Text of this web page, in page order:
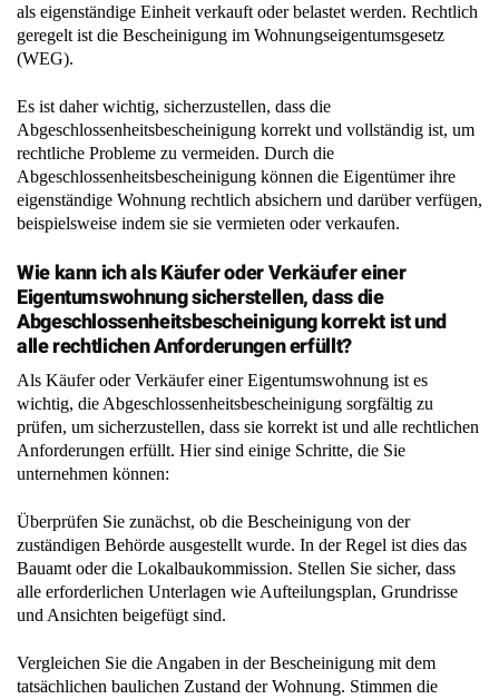
als eigenständige Einheit verkauft oder belastet werden. Rechtlich
geregelt ist die Bescheinigung im Wohnungseigentumsgesetz
(WEG).
Es ist daher wichtig, sicherzustellen, dass die
Abgeschlossenheitsbescheinigung korrekt und vollständig ist, um
rechtliche Probleme zu vermeiden. Durch die
Abgeschlossenheitsbescheinigung können die Eigentümer ihre
eigenständige Wohnung rechtlich absichern und darüber verfügen,
beispielsweise indem sie sie vermieten oder verkaufen.
Wie kann ich als Käufer oder Verkäufer einer
Eigentumswohnung sicherstellen, dass die
Abgeschlossenheitsbescheinigung korrekt ist und
alle rechtlichen Anforderungen erfüllt?
Als Käufer oder Verkäufer einer Eigentumswohnung ist es
wichtig, die Abgeschlossenheitsbescheinigung sorgfältig zu
prüfen, um sicherzustellen, dass sie korrekt ist und alle rechtlichen
Anforderungen erfüllt. Hier sind einige Schritte, die Sie
unternehmen können:
Überprüfen Sie zunächst, ob die Bescheinigung von der
zuständigen Behörde ausgestellt wurde. In der Regel ist dies das
Bauamt oder die Lokalbaukommission. Stellen Sie sicher, dass
alle erforderlichen Unterlagen wie Aufteilungsplan, Grundrisse
und Ansichten beigefügt sind.
Vergleichen Sie die Angaben in der Bescheinigung mit dem
tatsächlichen baulichen Zustand der Wohnung. Stimmen die